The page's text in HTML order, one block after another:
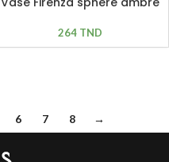
264 TND
6 7 8 →